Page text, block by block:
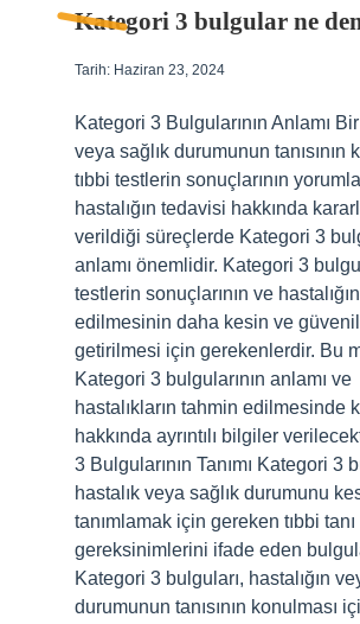
Kategori 3 bulgular ne
Tarih: Haziran 23, 2024
Kategori 3 Bulgularının Anlamı
veya sağlık durumunun tanısının
tıbbi testlerin sonuçlarının
hastalığın tedavisi hakkında
verildiği süreçlerde Kategori 3
anlamı önemlidir. Kategori 3
testlerin sonuçlarının ve
edilmesinin daha kesin ve
getirilmesi için gerekenlerdir. Bu
Kategori 3 bulgularının anlamı ve
hastalıkların tahmin edilmesinde
hakkında ayrıntılı bilgiler
3 Bulgularının Tanımı Kategori 3
hastalık veya sağlık durumunu
tanımlamak için gereken tıbbi tanı
gereksinimlerini ifade eden
Kategori 3 bulguları, hastalığın
durumunun tanısının konulması